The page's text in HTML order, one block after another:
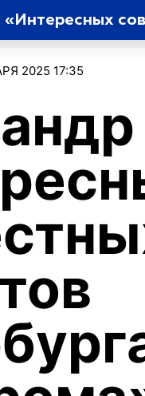
2025 17:35